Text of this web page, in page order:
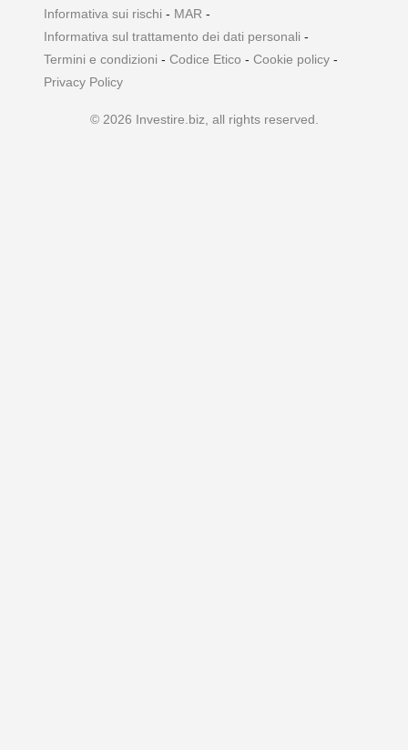
Informativa sui rischi - MAR -
Informativa sul trattamento dei dati personali -
Termini e condizioni - Codice Etico - Cookie policy -
Privacy Policy
© 2026 Investire.biz, all rights reserved.